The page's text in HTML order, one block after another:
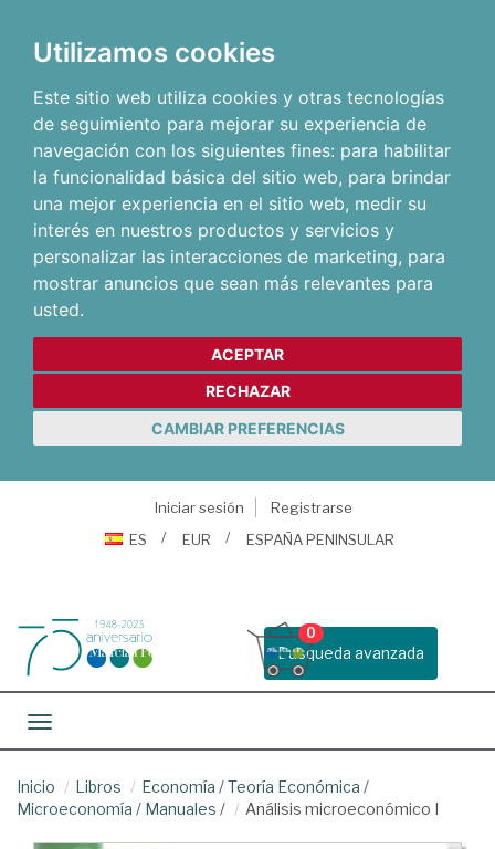
Utilizamos cookies
Este sitio web utiliza cookies y otras tecnologías
de seguimiento para mejorar su experiencia de
navegación con los siguientes fines: para habilitar
la funcionalidad básica del sitio web, para brindar
una mejor experiencia en el sitio web, medir su
interés en nuestros productos y servicios y
personalizar las interacciones de marketing, para
mostrar anuncios que sean más relevantes para
usted.
ACEPTAR
RECHAZAR
CAMBIAR PREFERENCIAS
Iniciar sesión
Registrarse
ES
EUR ESPAÑA PENINSULAR
Busqueda avanzada
0
Toggle navigation
Inicio Libros Economía /Teoría Económica /
Microeconomía / Manuales / Análisis microeconómico I